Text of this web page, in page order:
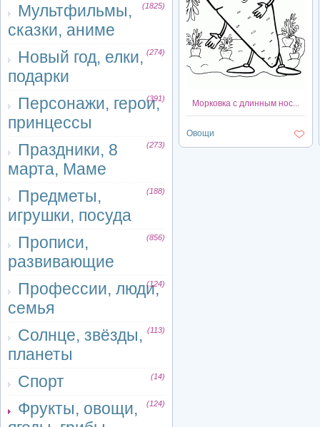
Мультфильмы,
сказки, аниме
(1825)
Новый год, елки,
подарки
(274)
Персонажи, герои,
принцессы
(391)
Праздники, 8
марта, Маме
(273)
Предметы,
игрушки, посуда
(188)
Прописи,
развивающие
(856)
Профессии, люди,
семья
(124)
Солнце, звёзды,
планеты
(113)
Спорт (14)
Фрукты, овощи,
(124)
Морковка с длинным нос...
Овощи